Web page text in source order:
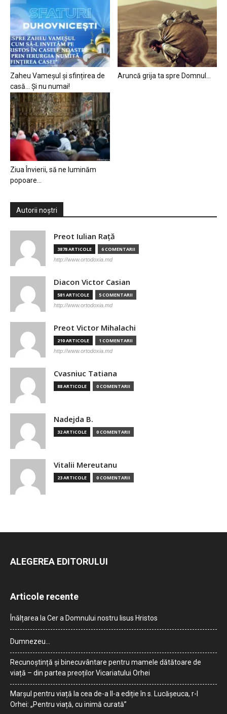
Zaheu Vameșul și sfințirea de
casă… Și nu numai!
Aruncă grija ta spre Domnul…
Ziua Învierii, să ne luminăm
popoare…
Autorii noștri
Preot Iulian Raţă
3878 ARTICOLE 6 COMENTARII
http://www.ortodoxia.md
Diacon Victor Casian
581 ARTICOLE 5 COMENTARII
http://www.ortodoxia.md
Preot Victor Mihalachi
210 ARTICOLE 1 COMENTARII
http://www.ortodoxia.md
Cvasniuc Tatiana
88 ARTICOLE 0 COMENTARII
Nadejda B.
32 ARTICOLE 0 COMENTARII
Vitalii Mereutanu
23 ARTICOLE 0 COMENTARII
ALEGEREA EDITORULUI
Articole recente
Înălțarea la Cer a Domnului nostru Iisus Hristos
Dumnezeu…
Recunoștință și binecuvântare pentru mamele dătătoare de
viață – din partea preoților Vicariatului Orhei
Marșul pentru viață la cea de-a II-a ediție în s. Lucășeuca, r-l
Orhei: „Pentru viață, cu inimă curată”